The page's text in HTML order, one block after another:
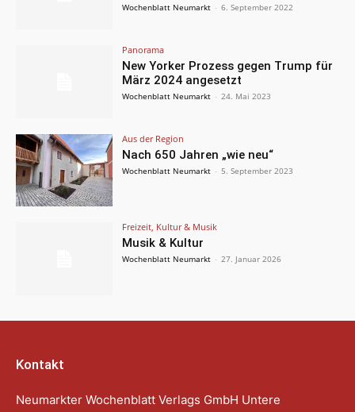
Wochenblatt Neumarkt - 6. September 2022
Panorama
New Yorker Prozess gegen Trump für
März 2024 angesetzt
Wochenblatt Neumarkt - 24. Mai 2023
Aus der Region
Nach 650 Jahren „wie neu“
Wochenblatt Neumarkt - 5. September 2023
Freizeit, Kultur & Musik
Musik & Kultur
Wochenblatt Neumarkt - 27. Januar 2026
Kontakt
Neumarkter Wochenblatt Verlags GmbH Untere